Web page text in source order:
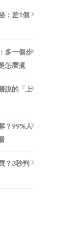
：差1個
多一個步
怎麼煮
說的「上
？99%人
？3秒判